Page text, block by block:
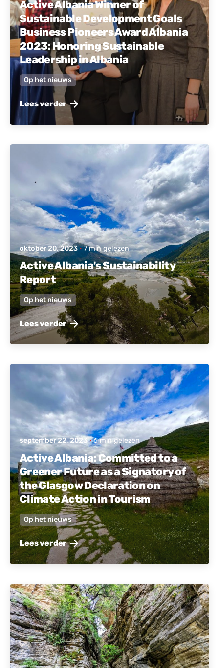
Active Albania Winner of
Sustainable Development Goals
Business Pioneers Award Albania
2023: Honoring Sustainable
Leadership in Albania
Op het nieuws
Lees verder
Actief Albanië
oktober 20, 2023 7 min gelezen
Active Albania's Sustainability
Report
Op het nieuws
Lees verder
Gepost door
Actief Albanië
september 22, 2023 6 min gelezen
Active Albania: Committed to a
Greener Future as a Signatory of
the Glasgow Declaration on
Climate Action in Tourism
Op het nieuws
Lees verder
Gepost door
Actief Albanië